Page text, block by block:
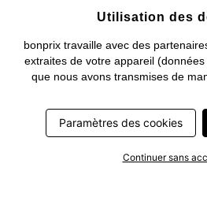
Utilisation des
bonprix travaille avec des
extraites de votre appareil
que nous avons transmises de
établissements d’un profil) ou pour
cadre, non seulement la collecte
transmission de vos données
le traitement ultérieur de ces
Paramètres des cookies
Continuer sans